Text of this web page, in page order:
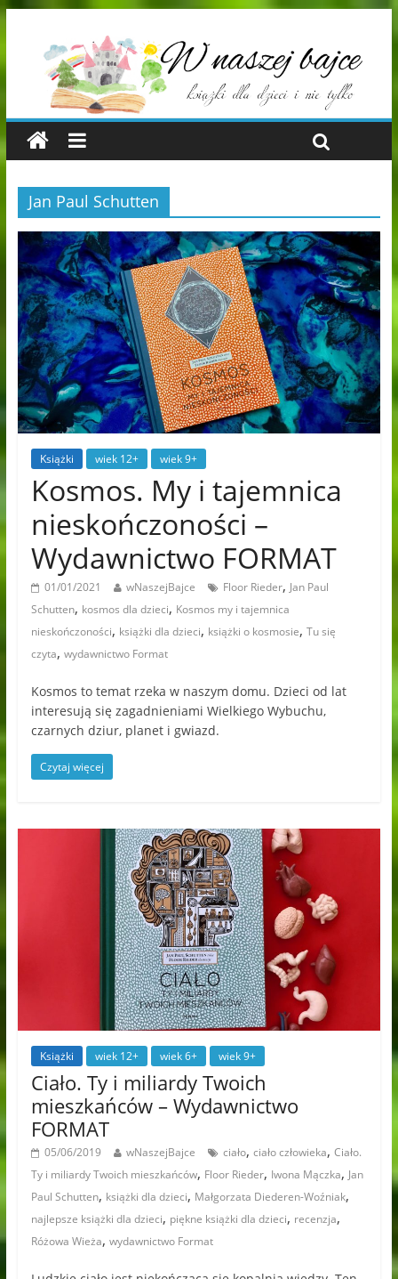
Jan Paul Schutten
Książki wiek 12+ wiek 9+
Kosmos. My i tajemnica
nieskończoności –
Wydawnictwo FORMAT
01/01/2021 wNaszejBajce Floor Rieder, Jan Paul
Schutten, kosmos dla dzieci, Kosmos my i tajemnica
nieskończoności, książki dla dzieci, książki o kosmosie, Tu się
czyta, wydawnictwo Format
Kosmos to temat rzeka w naszym domu. Dzieci od lat
interesują się zagadnieniami Wielkiego Wybuchu,
czarnych dziur, planet i gwiazd.
Czytaj więcej
Książki wiek 12+ wiek 6+ wiek 9+
Ciało. Ty i miliardy Twoich
mieszkańców – Wydawnictwo
FORMAT
05/06/2019 wNaszejBajce ciało, ciało człowieka, Ciało.
Ty i miliardy Twoich mieszkańców, Floor Rieder, Iwona Mączka, Jan
Paul Schutten, książki dla dzieci, Małgorzata Diederen-Woźniak,
najlepsze książki dla dzieci, piękne książki dla dzieci, recenzja,
Różowa Wieża, wydawnictwo Format